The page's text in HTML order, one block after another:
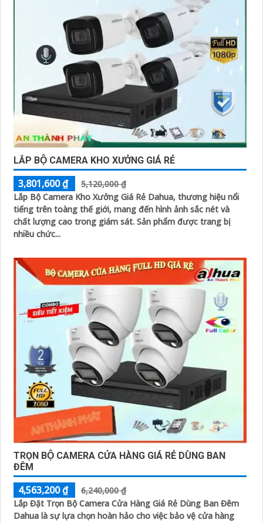
LẮP BỘ CAMERA KHO XƯỞNG GIÁ RẺ
3,801,600 ₫
5,120,000 ₫
Lắp Bộ Camera Kho Xưởng Giá Rẻ Dahua, thương hiệu nổi
tiếng trên toàng thế giới, mang đến hình ảnh sắc nét và
chất lượng cao trong giám sát. Sản phẩm được trang bị
nhiều chức...
TRỌN BỘ CAMERA CỬA HÀNG GIÁ RẺ DÙNG BAN
ĐÊM
4,563,200 ₫
6,240,000 ₫
Lắp Đặt Trọn Bộ Camera Cửa Hàng Giá Rẻ Dùng Ban Đêm
Dahua là sự lựa chọn hoàn hảo cho việc bảo vệ cửa hàng